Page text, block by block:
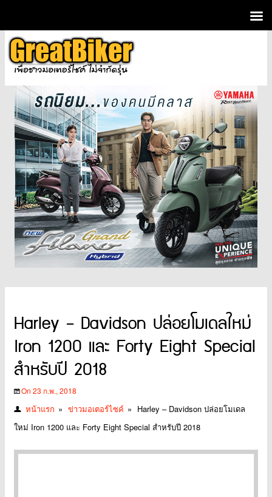
Harley – Davidson ปล่อยโมเดลใหม่
Iron 1200 และ Forty Eight Special
สำหรับปี 2018
On 23 ก.พ., 2018
หน้าแรก » ข่าวมอเตอร์ไซค์ » Harley – Davidson ปล่อยโมเดล
ใหม่ Iron 1200 และ Forty Eight Special สำหรับปี 2018